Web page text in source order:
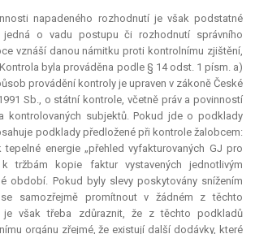
napadeného rozhodnutí je však podstatné
o vadu postupu či rozhodnutí správního
vznáší danou námitku proti kontrolnímu zjištění,
byla prováděna podle § 14 odst. 1 písm. a)
provádění kontroly je upraven v zákoně České
Sb., o státní kontrole, včetně práv a povinností
kontrolovaných subjektů. Pokud jde o podklady
podklady předložené při kontrole žalobcem:
energie „přehled vyfakturovaných GJ pro
tržbám kopie faktur vystavených jednotlivým
období. Pokud byly slevy poskytovány snížením
samozřejmě promítnout v žádném z těchto
je však třeba zdůraznit, že z těchto podkladů
orgánu zřejmé, že existují další dodávky, které